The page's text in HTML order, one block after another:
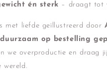
én sterk – draagt tot
met liefde geïllustreerd door
duurzaam op bestelling
we overproductie en draag
wereld.